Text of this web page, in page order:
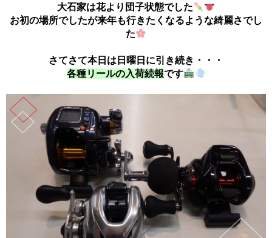
大石家は花より団子状態でした
お初の場所でしたが来年も行きたくなるような綺麗さでし
た
さてさて本日は日曜日に引き続き・・・
各種リールの入荷続報です